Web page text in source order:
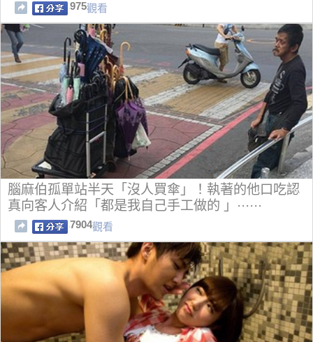
975觀看
腦麻伯孤單站半天「沒人買傘」！執著的他口吃認
真向客人介紹「都是我自己手工做的 」······
7904觀看